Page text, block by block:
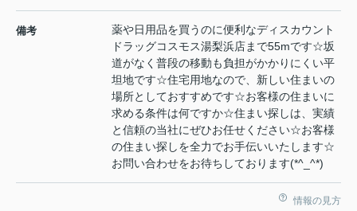
備考
薬や日用品を買うのに便利なディスカウント
ドラッグコスモス湯梨浜店まで55mです☆坂
道がなく普段の移動も負担がかかりにくい平
坦地です☆住宅用地なので、新しい住まいの
場所としておすすめです☆お客様の住まいに
求める条件は何ですか☆住まい探しは、実績
と信頼の当社にぜひお任せください☆お客様
の住まい探しを全力でお手伝いいたします☆
お問い合わせをお待ちしております(*^_^*)
情報の見方